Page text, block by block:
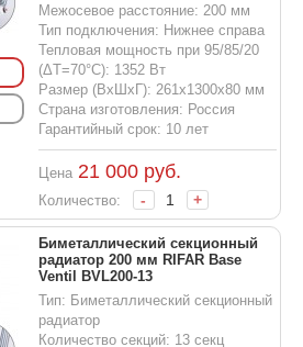
Межосевое расстояние: 200 мм
Тип подключения: Нижнее справа
Тепловая мощность при 95/85/20
(ΔT=70°C): 1352 Вт
Размер (ВхШхГ): 261x1300x80 мм
Страна изготовления: Россия
Гарантийный срок: 10 лет
Цена 21 000руб.
Количество: - +
Биметаллический секционный
радиатор 200 мм RIFAR Base
Ventil BVL200-13
Тип: Биметаллический секционный
радиатор
Количество секций: 13 секц